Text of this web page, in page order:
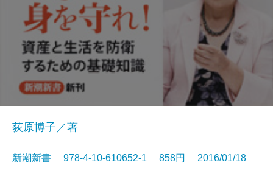
荻原博子／著
新潮新書 978-4-10-610652-1 858円 2016/01/18